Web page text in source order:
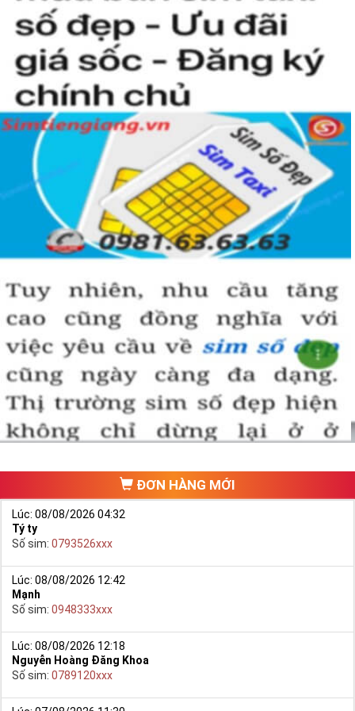
người khác cũng sẽ biết được vị trí của bạn trong xã hội là như thế
nào rồi?
Hướng dẫn mua Sim Tứ Quý 2 tại
Simtiengiang.vn.
Sim Tiền Giang là đơn vị cung cấp
Tứ Quý, sim giá rẻ uy
tín chất lượng.
Chọn mua sim số đẹp thường mất nhiều thời gian ở khoản lựa số,
một số phải vừa đẹp, vừa tốt về phong thủy thì mới là sim hoàn
hảo. Vậy phải làm sao?
- Cách nhanh nhất để chọn mua được Sim Tứ Quý 2 là bạn vào
trang chủ của Sim Tiền Giang, chọn mục “
Sim giảm giá
“ ở ngay đầu
trang chủ. Đây là danh sách sim được đại lý giảm giá vì một số lý
Ngoài ra quý khách chưa ưng ý về Sim Tứ Quý 2 có cũng thể tham
khảo thêm Sim Vinaphone,Sim Gmobile, Sim Tứ Quý Giữa
ĐƠN HÀNG MỚI
Lúc: 08/08/2026 04:32
Tý ty
Số sim: 0793526xxx
Lúc: 08/08/2026 12:42
Mạnh
Số sim: 0948333xxx
Lúc: 08/08/2026 12:18
Nguyễn Hoàng Đăng Khoa
Số sim: 0789120xxx